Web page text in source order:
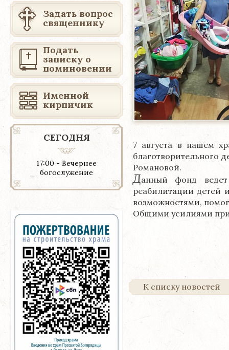
7августа в нашем
благотворительного
Романовой.
Данный фонд
реабилитации детей
возможностями,
Общими усилиями
К списку новостей
Задать вопрос
священнику
Подать
записку о
поминовении
Именной
кирпичик
СЕГОДНЯ
17:00 - Вечернее
богослужение